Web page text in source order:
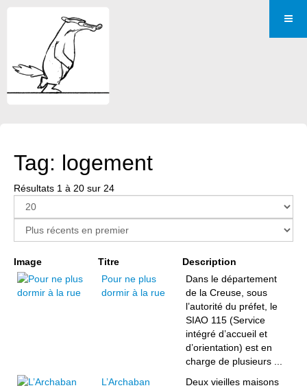
Tag: logement
Résultats 1 à 20 sur 24
Image Titre
Description
Pour ne plus
dormir à la rue
Dans le département
de la Creuse, sous
l’autorité du préfet, le
SIAO 115 (Service
intégré d’accueil et
d’orientation) est en
charge de plusieurs ...
L’Archaban
Deux vieilles maisons